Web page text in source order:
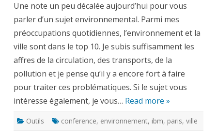
intelligentes
:
rendez-
vous
à
la
Cité
de
la
Réussite
les
10
et
11
avril
2010
Une note un peu décalée aujourd’hui pour vous
parler d’un sujet environnemental. Parmi mes
préoccupations quotidiennes, l’environnement et la
ville sont dans le top 10. Je subis suffisamment les
affres de la circulation, des transports, de la
pollution et je pense qu’il y a encore fort à faire
pour traiter ces problématiques. Si le sujet vous
intéresse également, je vous… Read more »
Outils conference, environnement, ibm, paris, ville